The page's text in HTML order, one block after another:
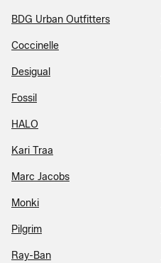
BDG Urban Outfitters
Coccinelle
Desigual
Fossil
HALO
Kari Traa
Marc Jacobs
Monki
Pilgrim
Ray-Ban